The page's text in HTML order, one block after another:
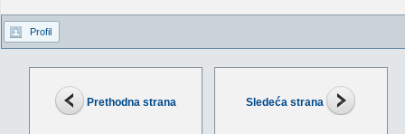
Prethodna strana Sledeća strana
Profil